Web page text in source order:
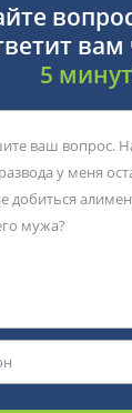
вам
5 минут